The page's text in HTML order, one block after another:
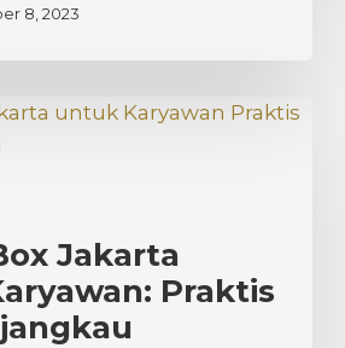
8, 2023
Jakarta
Praktis